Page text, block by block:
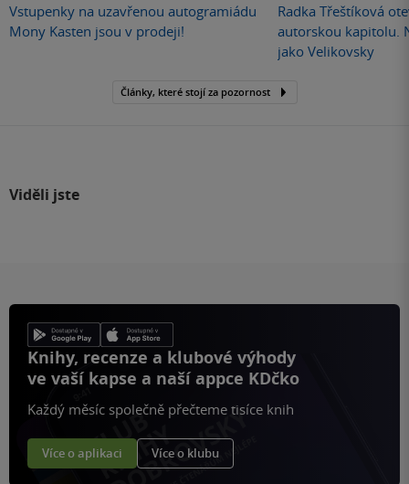
Vstupenky na uzavřenou autogramiádu
Mony Kasten jsou v prodeji!
Radka Třeštíková
autorskou kapitolu.
jako Velikovsky
Články, které stojí za pozornost
Viděli jste
Knihy, recenze a klubové výhody
ve vaší kapse a naší appce KDčko
Každý měsíc společně přečteme tisíce knih
Více o aplikaci Více o klubu